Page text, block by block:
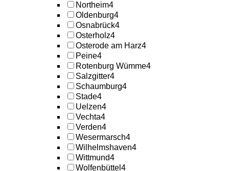
Northeim4
Oldenburg4
Osnabrück4
Osterholz4
Osterode am Harz4
Peine4
Rotenburg Wümme4
Salzgitter4
Schaumburg4
Stade4
Uelzen4
Vechta4
Verden4
Wesermarsch4
Wilhelmshaven4
Wittmund4
Wolfenbüttel 4